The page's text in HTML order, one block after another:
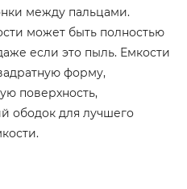
между пальцами.
может быть полностью
если это пыль. Емкости
форму,
поверхность,
ободок для лучшего